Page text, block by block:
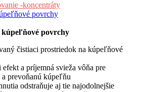
-koncentráty
povrchy
povrchy
čistiaci prostriedok na kúpeľňové
a príjemná svieža vôňa pre
prevoňanú kúpeľňu
odstraňuje aj tie najodolnejšie